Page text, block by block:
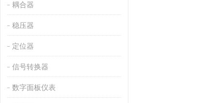
耦合器
稳压器
定位器
信号转换器
数字面板仪表